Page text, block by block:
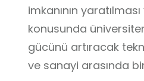
imkanının
konusunda
gücünü artıracak
ve sanayi arasında